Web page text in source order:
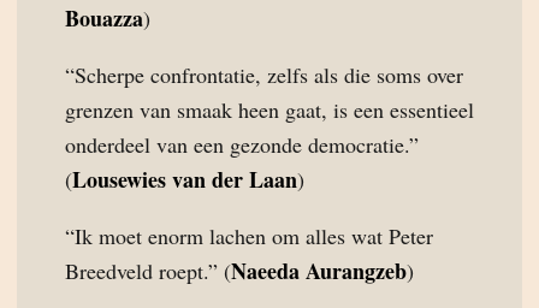
Bouazza)
“Scherpe confrontatie, zelfs als die soms over
grenzen van smaak heen gaat, is een essentieel
onderdeel van een gezonde democratie.”
(Lousewies van der Laan)
“Ik moet enorm lachen om alles wat Peter
Breedveld roept.” (Naeeda Aurangzeb)